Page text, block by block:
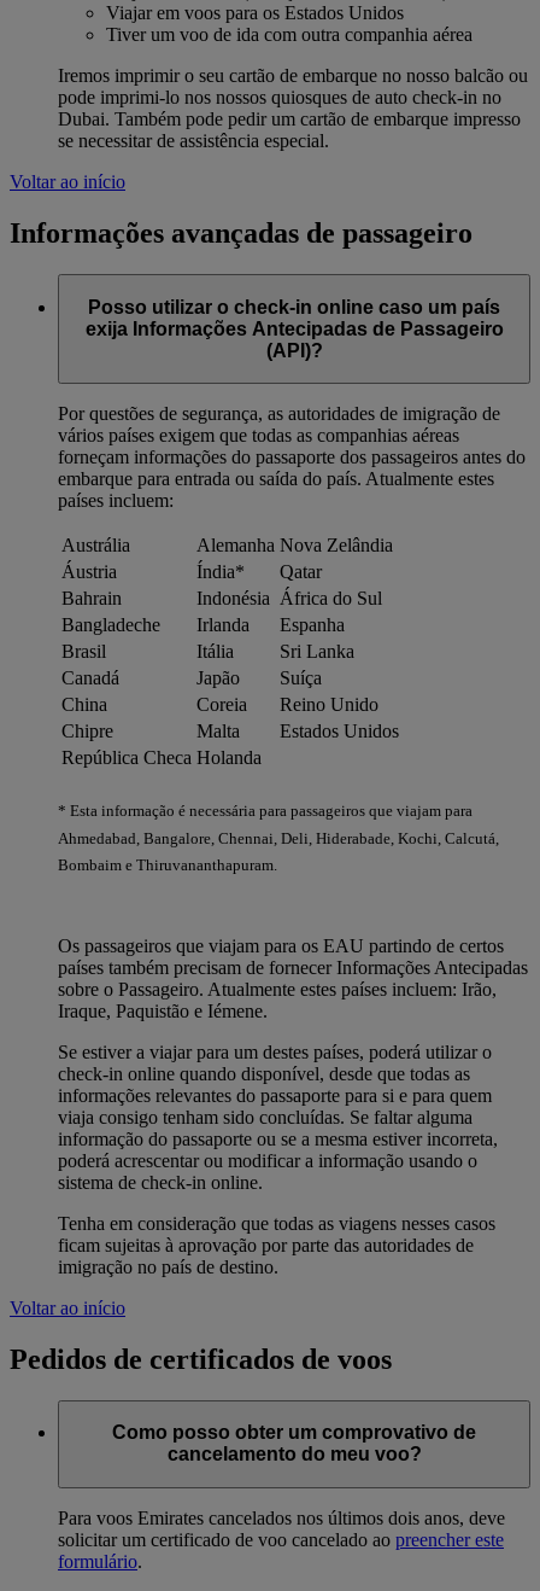
Viajar em voos para os Estados Unidos
Tiver um voo de ida com outra companhia aérea
Iremos imprimir o seu cartão de embarque no nosso balcão ou
pode imprimi-lo nos nossos quiosques de auto check-in no
Dubai. Também pode pedir um cartão de embarque impresso
se necessitar de assistência especial.
Voltar ao início
Informações avançadas de passageiro
Posso utilizar o check-in online caso um país
exija Informações Antecipadas de Passageiro
(API)?
Por questões de segurança, as autoridades de imigração de
vários países exigem que todas as companhias aéreas
forneçam informações do passaporte dos passageiros antes do
embarque para entrada ou saída do país. Atualmente estes
países incluem:
Austrália Alemanha Nova Zelândia
Áustria
Índia*
Qatar
Bahrain
Indonésia África do Sul
Bangladeche
Irlanda
Espanha
Brasil
Itália
Sri Lanka
Canadá
Japão
Suíça
China
Coreia
Reino Unido
Chipre
Malta
Estados Unidos
República Checa Holanda
* Esta informação é necessária para passageiros que viajam para
Ahmedabad, Bangalore, Chennai, Deli, Hiderabade, Kochi, Calcutá,
Bombaim e Thiruvananthapuram.
Os passageiros que viajam para os EAU partindo de certos
países também precisam de fornecer Informações Antecipadas
sobre o Passageiro. Atualmente estes países incluem: Irão,
Iraque, Paquistão e Iémene.
Se estiver a viajar para um destes países, poderá utilizar o
check-in online quando disponível, desde que todas as
informações relevantes do passaporte para si e para quem
viaja consigo tenham sido concluídas. Se faltar alguma
informação do passaporte ou se a mesma estiver incorreta,
poderá acrescentar ou modificar a informação usando o
sistema de check-in online.
Tenha em consideração que todas as viagens nesses casos
ficam sujeitas à aprovação por parte das autoridades de
imigração no país de destino.
Voltar ao início
Pedidos de certificados de voos
Como posso obter um comprovativo de
cancelamento do meu voo?
Para voos Emirates cancelados nos últimos dois anos, deve
solicitar um certificado de voo cancelado ao preencher este
formulário.